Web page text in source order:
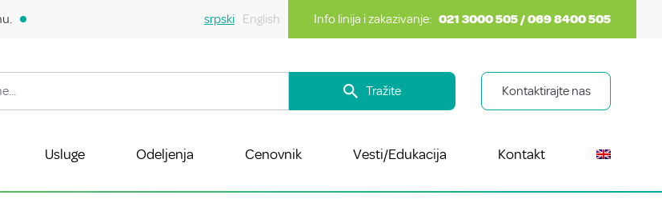
srpski English Info linija i zakazivanje: 021 3000 505 / 069 8400 505
Tražite Kontaktirajte nas
Usluge Odeljenja Cenovnik Vesti/Edukacija Kontakt